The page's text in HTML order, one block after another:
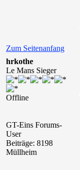
Zum Seitenanfang
hrkothe
Le Mans Sieger
Offline
GT-Eins Forums-
User
Beiträge: 8198
Müllheim